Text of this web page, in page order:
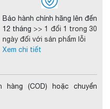
Bảo hành chính hãng lên đến
12 tháng >> 1 đổi 1 trong 30
ngày đối với sản phẩm lỗi
Xem chi tiết
hàng (COD) hoặc chuyển